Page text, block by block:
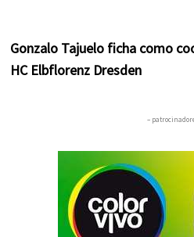
Gonzalo Tajuelo ficha como
HC Elbflorenz Dresden
–